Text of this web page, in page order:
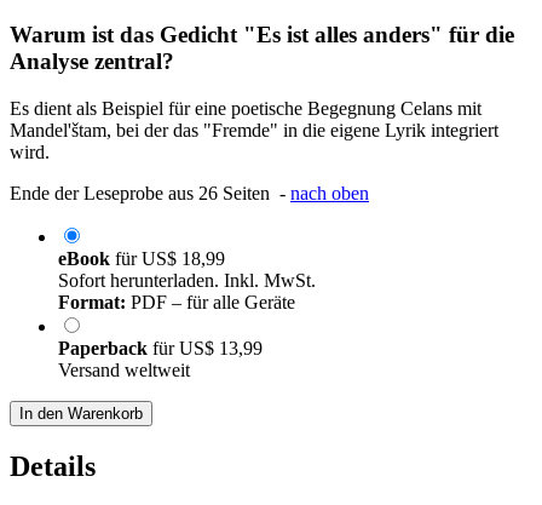
Warum ist das Gedicht "Es ist alles anders" für die
Analyse zentral?
Es dient als Beispiel für eine poetische Begegnung Celans mit
Mandel'štam, bei der das "Fremde" in die eigene Lyrik integriert
wird.
Ende der Leseprobe aus 26 Seiten - nach oben
eBook fürUS$ 18,99
Sofort herunterladen. Inkl. MwSt.
Format: PDF – für alle Geräte
Paperback fürUS$ 13,99
Versand weltweit
In den Warenkorb
Details